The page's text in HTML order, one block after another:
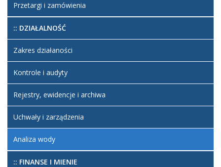
Przetargi i zamówienia
:: DZIAŁALNOŚĆ
Zakres działaności
Kontrole i audyty
Rejestry, ewidencje i archiwa
Uchwały i zarządzenia
Analiza wody
:: FINANSE I MIENIE